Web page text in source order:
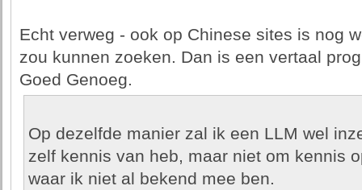
Echt verweg - ook op Chinese sites is nog
zou kunnen zoeken. Dan is een vertaal
Goed Genoeg.
Op dezelfde manier zal ik een LLM wel
zelf kennis van heb, maar niet om kennis
waar ik niet al bekend mee ben.